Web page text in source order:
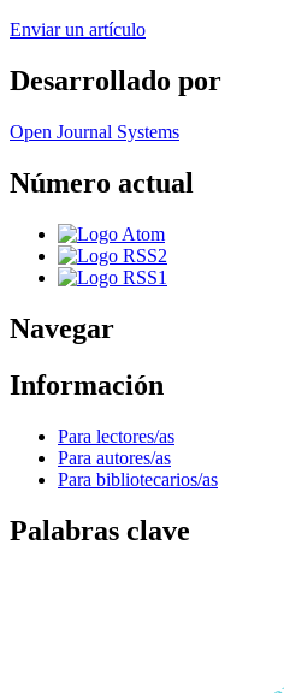
Enviar un artículo
Desarrollado por
Open Journal Systems
Número actual
Navegar
Información
Para lectores/as
Para autores/as
Para bibliotecarios/as
Palabras clave